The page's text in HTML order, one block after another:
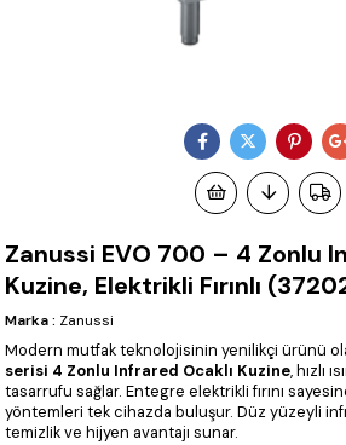
Zanussi EVO 700 – 4 Zonlu
Kuzine, Elektrikli Fırınlı
Marka : Zanussi
Modern mutfak teknolojisinin yenilikçi ürünü
serisi 4 Zonlu Infrared Ocaklı Kuzine, hızlı
tasarrufu sağlar. Entegre elektrikli fırını
yöntemleri tek cihazda buluşur. Düz yüzeyli
temizlik ve hijyen avantajı sunar.